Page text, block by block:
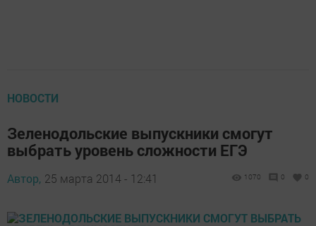
НОВОСТИ
Зеленодольские выпускники смогут
выбрать уровень сложности ЕГЭ
Автор, 25 марта 2014 - 12:41 1070 0 0